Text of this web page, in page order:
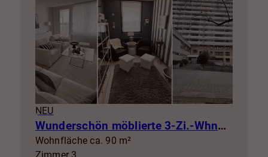
NEU
Wunderschön möblierte 3-Zi.-Whng mit Balkon zur Miete! SZ-Lebenstedt
Wohnfläche ca. 90 m²